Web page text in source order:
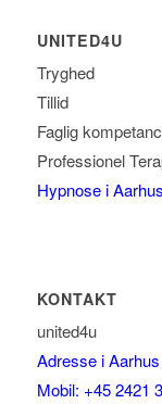
UNITED4U
Tryghed
Tillid
Faglig
Professionel
Hypnose i Aarhus
KONTAKT
united4u
Adresse i Aarhus
Mobil: +45 2421